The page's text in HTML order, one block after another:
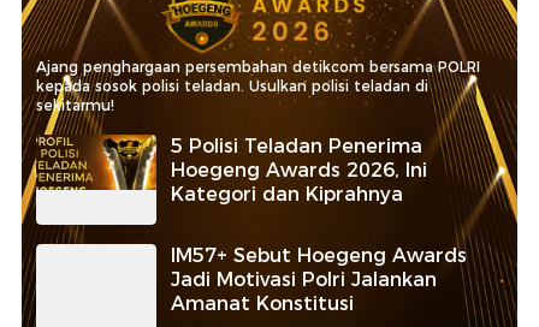
Ajang penghargaan persembahan detikcom bersama POLRI
kepada sosok polisi teladan. Usulkan polisi teladan di
sekitarmu!
5 Polisi Teladan Penerima
Hoegeng Awards 2026, Ini
Kategori dan Kiprahnya
IM57+ Sebut Hoegeng Awards
Jadi Motivasi Polri Jalankan
Amanat Konstitusi